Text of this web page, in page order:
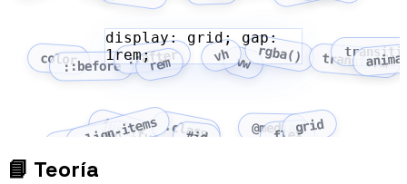
color::before ::after
rem vh vw rgba() transform
flex-wrap
align-items
justify-content
.class
#id
@mediaflexgrid
display: grid; gap:
1rem;
📘 Teoría